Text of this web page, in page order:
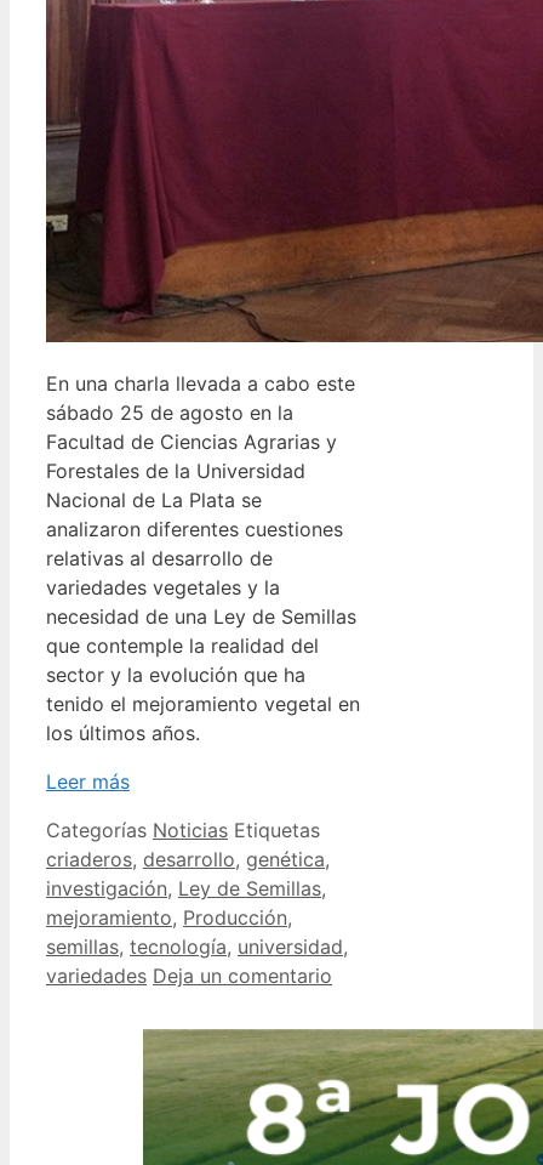
En una charla llevada a cabo este
sábado 25 de agosto en la
Facultad de Ciencias Agrarias y
Forestales de la Universidad
Nacional de La Plata se
analizaron diferentes cuestiones
relativas al desarrollo de
variedades vegetales y la
necesidad de una Ley de Semillas
que contemple la realidad del
sector y la evolución que ha
tenido el mejoramiento vegetal en
los últimos años.
Leer más
Categorías Noticias Etiquetas
criaderos, desarrollo, genética,
investigación, Ley de Semillas,
mejoramiento, Producción,
semillas, tecnología, universidad,
variedades Deja un comentario